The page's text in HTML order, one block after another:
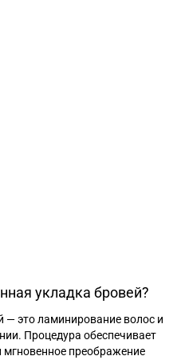
укладка бровей?
—это ламинирование волос и
Процедура обеспечивает
мгновенное преображение